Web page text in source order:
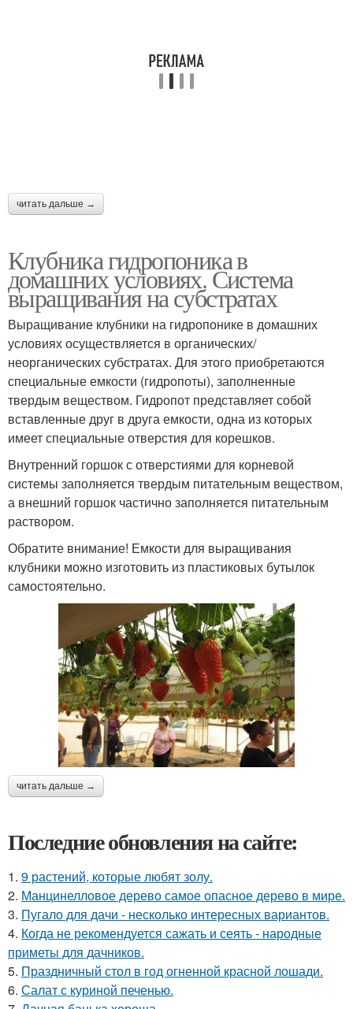
читать дальше →
Клубника гидропоника в
домашних условиях. Система
выращивания на субстратах
Выращивание клубники на гидропонике в домашних
условиях осуществляется в органических/
неорганических субстратах. Для этого приобретаются
специальные емкости (гидропоты), заполненные
твердым веществом. Гидропот представляет собой
вставленные друг в друга емкости, одна из которых
имеет специальные отверстия для корешков.
Внутренний горшок с отверстиями для корневой
системы заполняется твердым питательным веществом,
а внешний горшок частично заполняется питательным
раствором.
Обратите внимание! Емкости для выращивания
клубники можно изготовить из пластиковых бутылок
самостоятельно.
читать дальше →
Последние обновления на сайте:
1. 9 растений, которые любят золу.
2. Манцинелловое дерево самое опасное дерево в мире.
3. Пугало для дачи - несколько интересных вариантов.
4. Когда не рекомендуется сажать и сеять - народные
приметы для дачников.
5. Праздничный стол в год огненной красной лошади.
6. Салат с куриной печенью.